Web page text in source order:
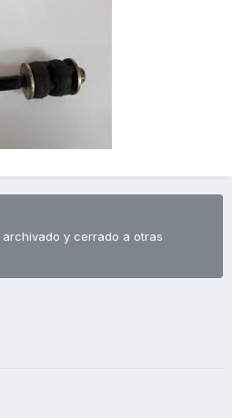
archivado y cerrado a otras